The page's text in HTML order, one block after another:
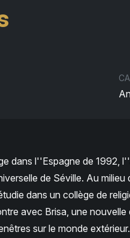
dans l''Espagne de 1992,
de Séville. Au
dans un collège de
avec Brisa, une
sur le monde